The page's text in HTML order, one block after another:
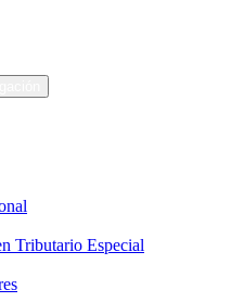
Tributario Especial